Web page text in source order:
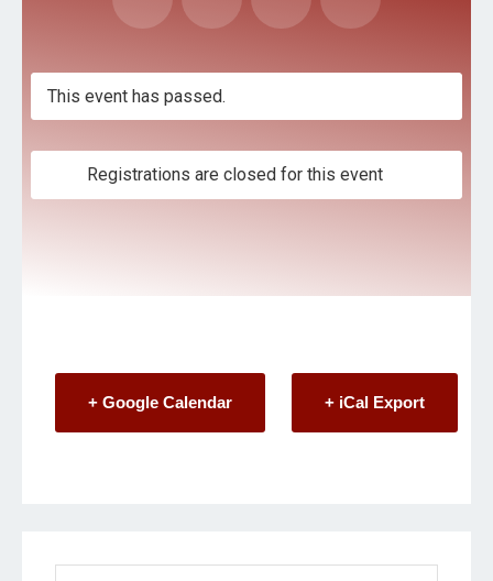
This event has passed.
Registrations are closed for this event
+ Google Calendar + iCal Export